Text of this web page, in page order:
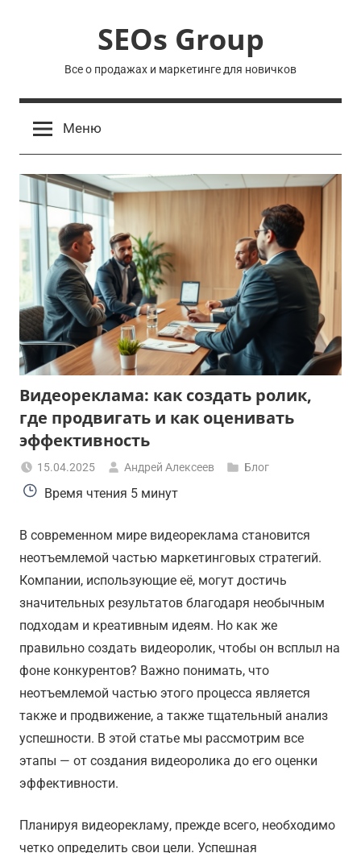
SEOs Group
Все о продажах и маркетинге для новичков
Меню
Видеореклама: как создать ролик,
где продвигать и как оценивать
эффективность
15.04.2025 Андрей Алексеев Блог
Время чтения 5 минут
В современном мире видеореклама становится
неотъемлемой частью маркетинговых стратегий.
Компании, использующие её, могут достичь
значительных результатов благодаря необычным
подходам и креативным идеям. Но как же
правильно создать видеоролик, чтобы он всплыл на
фоне конкурентов? Важно понимать, что
неотъемлемой частью этого процесса является
также и продвижение, а также тщательный анализ
успешности. В этой статье мы рассмотрим все
этапы — от создания видеоролика до его оценки
эффективности.
Планируя видеорекламу, прежде всего, необходимо
четко определить свои цели. Успешная